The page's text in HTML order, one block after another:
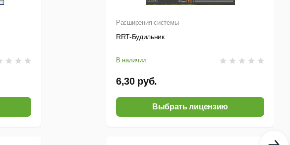
Расширения системы
RRT-Будильник
В наличии
6,30 руб.
Выбрать лицензию